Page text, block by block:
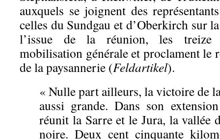
auxquels se joignent des
celles du Sundgau et d’Oberkirch sur
l’issue de la réunion, les treize
mobilisation générale et proclament le
de la paysannerie (Feldartikel).
« Nulle part ailleurs, la victoire de
aussi grande. Dans son
réunit la Sarre et le Jura, la vallée
noire. Deux cent cinquante